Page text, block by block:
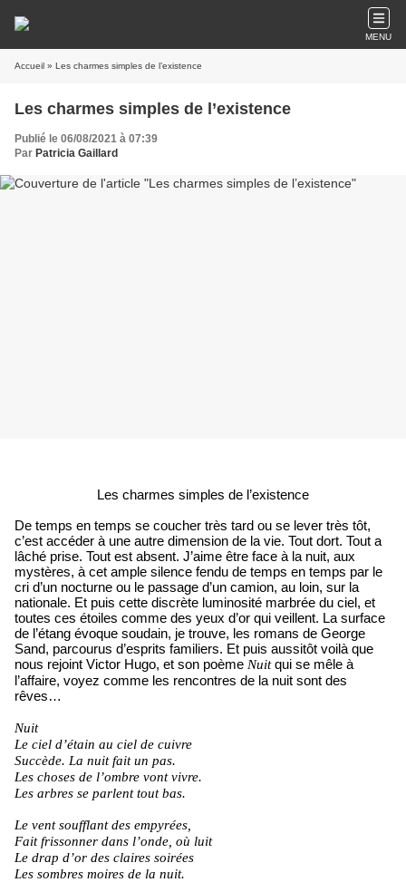
MENU
Accueil » Les charmes simples de l’existence
Les charmes simples de l’existence
Publié le 06/08/2021 à 07:39
Par Patricia Gaillard
Les charmes simples de l’existence
De temps en temps se coucher très tard ou se lever très tôt,
c’est accéder à une autre dimension de la vie. Tout dort. Tout a
lâché prise. Tout est absent. J’aime être face à la nuit, aux
mystères, à cet ample silence fendu de temps en temps par le
cri d’un nocturne ou le passage d’un camion, au loin, sur la
nationale. Et puis cette discrète luminosité marbrée du ciel, et
toutes ces étoiles comme des yeux d’or qui veillent. La surface
de l’étang évoque soudain, je trouve, les romans de George
Sand, parcourus d’esprits familiers. Et puis aussitôt voilà que
nous rejoint Victor Hugo, et son poème Nuitqui se mêle à
l’affaire, voyez comme les rencontres de la nuit sont des
rêves…
Nuit
Le ciel d’étain au ciel de cuivre
Succède. La nuit fait un pas.
Les choses de l’ombre vont vivre.
Les arbres se parlent tout bas.
Le vent soufflant des empyrées,
Fait frissonner dans l’onde, où luit
Le drap d’or des claires soirées
Les sombres moires de la nuit.